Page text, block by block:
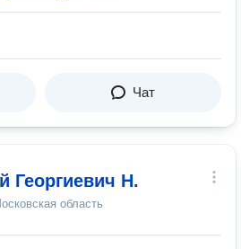
Чат
Георгиевич Н.
область